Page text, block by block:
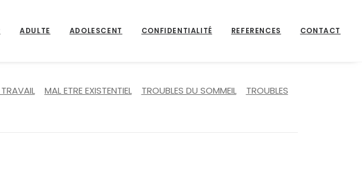
ADULTE ADOLESCENT CONFIDENTIALITÉ REFERENCES CONTACT
MAL ETRE EXISTENTIEL TROUBLES DU SOMMEIL
TROUBLES